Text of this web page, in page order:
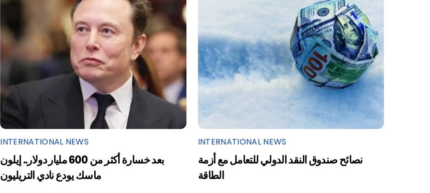
INTERNATIONAL NEWS
بعد خسارة أكثر من 600 مليار دولار.. إيلون
ماسك يودع نادي التريليون
INTERNATIONAL NEWS
نصائح صندوق النقد الدولي للتعامل مع أزمة
الطاقة